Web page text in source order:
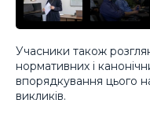
Учасники також
нормативних і
впорядкування цього
викликів.